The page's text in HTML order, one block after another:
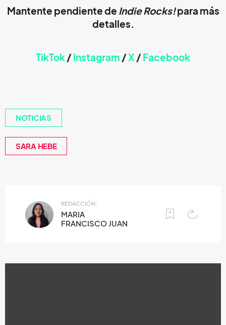
Mantente pendiente de Indie Rocks!para más
detalles.
TikTok/ Instagram /X / Facebook
NOTICIAS
SARA HEBE
REDACCIÓN:
MARIA
FRANCISCO JUAN